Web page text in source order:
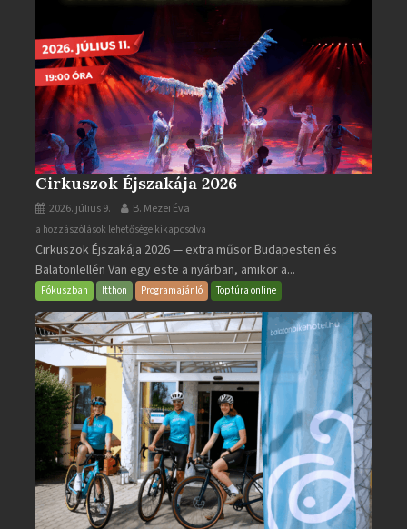
Cirkuszok Éjszakája 2026
2026. július 9. B. Mezei Éva
Cirkuszok
Éjszakája
2026
bejegyzéshez
a hozzászólások lehetősége kikapcsolva
Cirkuszok Éjszakája 2026 — extra műsor Budapesten és
Balatonlellén Van egy este a nyárban, amikor a...
Fókuszban Itthon Programajánló Toptúra online